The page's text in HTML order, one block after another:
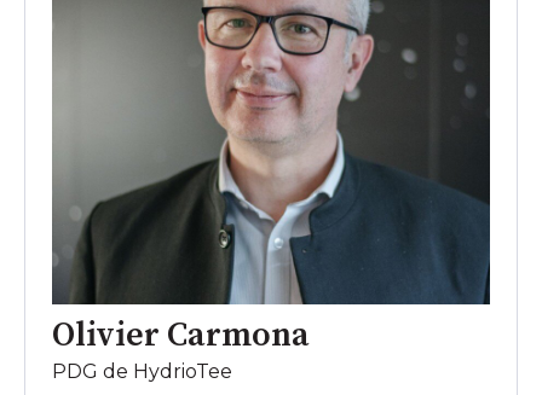
Olivier Carmona
PDG de HydrioTee